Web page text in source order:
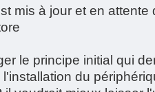
mis à jour et en attente
le principe initial qui
l'installation du